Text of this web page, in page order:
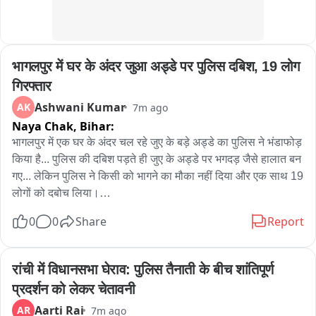
भागलपुर में घर के अंदर जुआ अड्डे पर पुलिस दबिश, 19 लोग
गिरफ्तार
AK Ashwani Kumar 7m ago
Naya Chak, Bihar:
भागलपुर में एक घर के अंदर चल रहे जुए के बड़े अड्डे का पुलिस ने भंडाफोड़
किया है... पुलिस की दबिश पड़ते ही जुए के अड्डे पर भगदड़ जैसे हालात बन
गए... लेकिन पुलिस ने किसी को भागने का मौका नहीं दिया और एक साथ 19
लोगों को दबोच लिया।
मामला मधुसूदनपुर थाना क्षेत्र के पुरानी सराय का है, जहां पुलिस के मुताबिक
जुआ खिलवा रहा था। 8 अगस्त को पुलिस को इसकी गुप्त सूचना मिली...
सूचना की पुष्टि होते ही टीम तैयार हुई और फिर अचानक जुए के अड्डे पर
धावा बोल दिया गया। पुलिस की छापेमारी में मौके का नजारा देखकर
अधिकारी भी चौंक गए। तलाशी के दौरान 5 लाख 10 हजार रुपये cash,
0 0 Share Report
रांची में विधानसभा घेराव: पुलिस तैनाती के बीच शांतिपूर्ण
प्रदर्शन को लेकर चेतावनी
AR Aarti Rai 7m ago